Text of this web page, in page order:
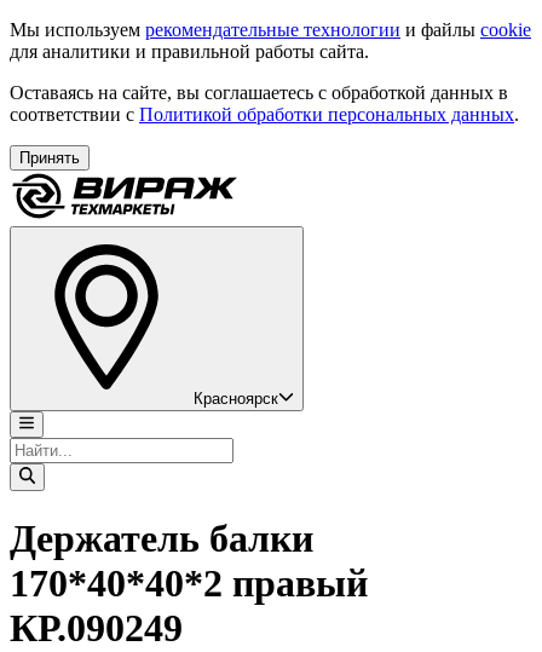
Мы используем рекомендательные технологии и файлы cookie
для аналитики и правильной работы сайта.
Оставаясь на сайте, вы соглашаетесь с обработкой данных в
соответствии с Политикой обработки персональных данных.
Принять
Красноярск
Держатель балки
170*40*40*2 правый
КР.090249